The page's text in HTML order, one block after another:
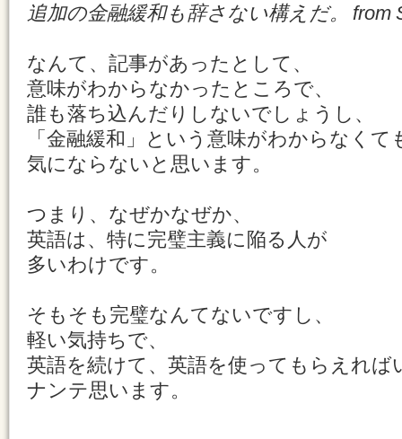
追加の金融緩和も辞さない構えだ。 from
なんて、記事があったとして、
意味がわからなかったところで、
誰も落ち込んだりしないでしょうし、
「金融緩和」という意味がわからなくて
気にならないと思います。
つまり、なぜかなぜか、
英語は、特に完璧主義に陥る人が
多いわけです。
そもそも完璧なんてないですし、
軽い気持ちで、
英語を続けて、英語を使ってもらえれば
ナンテ思います。